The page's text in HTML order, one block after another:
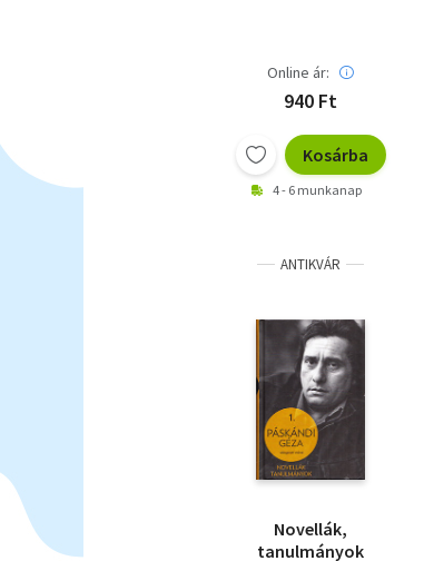
Online ár:
940 Ft
Kosárba
4 - 6 munkanap
ANTIKVÁR
Novellák,
tanulmányok